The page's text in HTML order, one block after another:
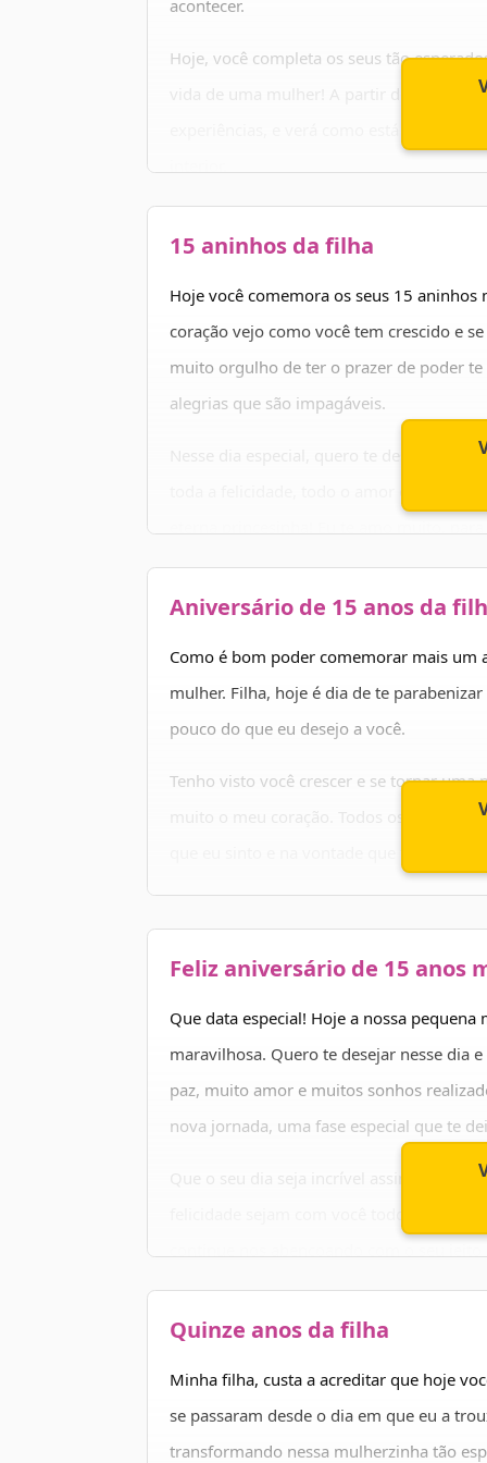
acontecer.
Hoje, você completa os seus tão
vida de uma mulher! A partir de hoje
experiências, e verá como está
de melhor! Muita saúde, muita paz,
realizados!
15 aninhos da filha
Hoje você comemora os seus 15
coração vejo como você tem crescido e
muito orgulho de ter o prazer de poder
alegrias que são impagáveis.
Nesse dia especial, quero te desejar
toda a felicidade, todo o amor e todo o
Aniversário de 15 anos da
Como é bom poder comemorar mais um
mulher. Filha, hoje é dia de te
pouco do que eu desejo a você.
Tenho visto você crescer e se tornar uma
muito o meu coração. Todos os meus
que eu sinto e na vontade que tenho de
Feliz aniversário de 15 anos
Que data especial! Hoje a nossa
maravilhosa. Quero te desejar nesse dia
paz, muito amor e muitos sonhos
nova jornada, uma fase especial que te
Que o seu dia seja incrível assim como
felicidade sejam com você todos os
contagiante! Feliz aniversário de 15 anos
Quinze anos da filha
Minha filha, custa a acreditar que hoje
se passaram desde o dia em que eu a
transformando nessa mulherzinha tão